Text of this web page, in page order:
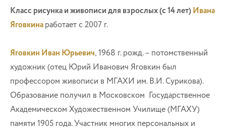
Классрисунка и живописи для взрослых (с 14 лет)Ивана
Яговкинаработает с 2007 г.
Яговкин Иван Юрьевич, 1968 г. рожд. – потомственный
художник (отец Юрий Иванович Яговкин был
профессором живописи в МГАХИ им. В.И. Сурикова).
Образование получил в Московском Государственное
Академическом Художественном Училище (МГАХУ)
памяти 1905 года. Участник многих персональных и